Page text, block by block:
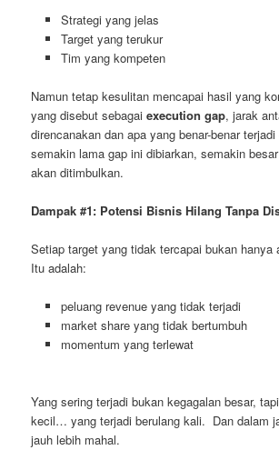
Strategi yang jelas
Target yang terukur
Tim yang kompeten
Namun tetap kesulitan mencapai hasil yang
yang disebut sebagaiexecution gap, jarak
direncanakan dan apa yang benar-benar
semakin lama gap ini dibiarkan, semakin
akan ditimbulkan.
Dampak #1: Potensi Bisnis Hilang Tanpa
Setiap target yang tidak tercapai bukan hanya
Itu adalah:
peluang revenue yang tidak terjadi
market share yang tidak bertumbuh
momentum yang terlewat
Yang sering terjadi bukan kegagalan besar,
kecil… yang terjadi berulang kali. Dan dalam
jauh lebih mahal.